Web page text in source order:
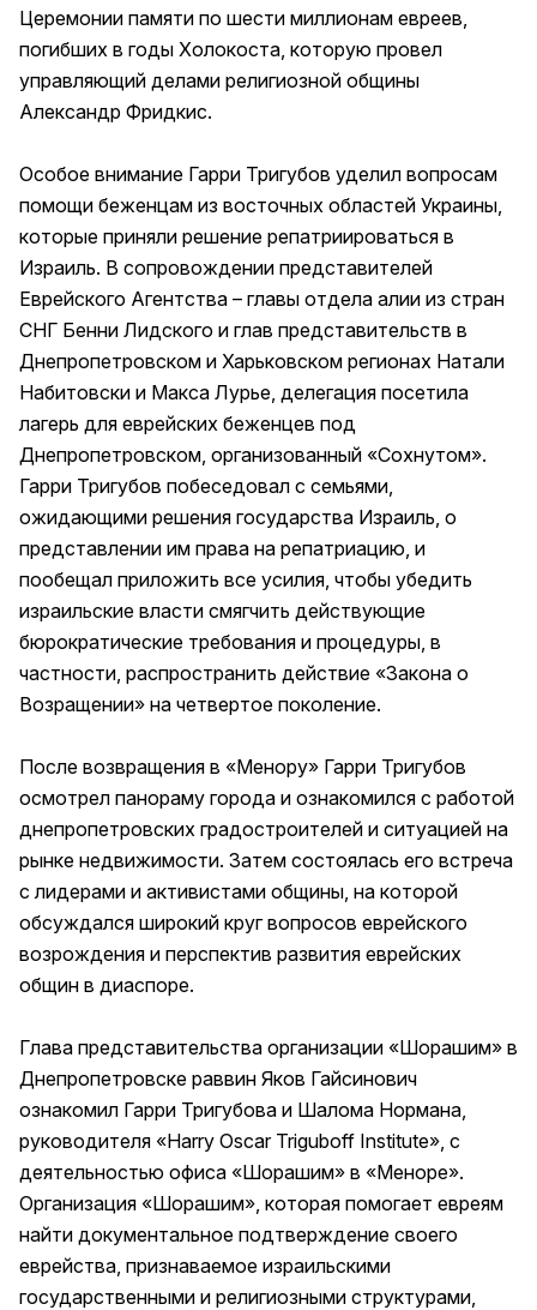
Церемонии памяти по шести миллионам евреев,
погибших в годы Холокоста, которую провел
управляющий делами религиозной общины
Александр Фридкис.
Особое внимание Гарри Тригубов уделил вопросам
помощи беженцам из восточных областей Украины,
которые приняли решение репатриироваться в
Израиль. В сопровождении представителей
Еврейского Агентства – главы отдела алии из стран
СНГ Бенни Лидского и глав представительств в
Днепропетровском и Харьковском регионах Натали
Набитовски и Макса Лурье, делегация посетила
лагерь для еврейских беженцев под
Днепропетровском, организованный «Сохнутом».
Гарри Тригубов побеседовал с семьями,
ожидающими решения государства Израиль, о
представлении им права на репатриацию, и
пообещал приложить все усилия, чтобы убедить
израильские власти смягчить действующие
бюрократические требования и процедуры, в
частности, распространить действие «Закона о
Возращении» на четвертое поколение.
После возвращения в «Менору» Гарри Тригубов
осмотрел панораму города и ознакомился с работой
днепропетровских градостроителей и ситуацией на
рынке недвижимости. Затем состоялась его встреча
с лидерами и активистами общины, на которой
обсуждался широкий круг вопросов еврейского
возрождения и перспектив развития еврейских
общин в диаспоре.
Глава представительства организации «Шорашим» в
Днепропетровске раввин Яков Гайсинович
ознакомил Гарри Тригубова и Шалома Нормана,
руководителя «Harry Oscar Triguboff Institute», с
деятельностью офиса «Шорашим» в «Меноре».
Организация «Шорашим», которая помогает евреям
найти документальное подтверждение своего
еврейства, признаваемое израильскими
государственными и религиозными структурами,